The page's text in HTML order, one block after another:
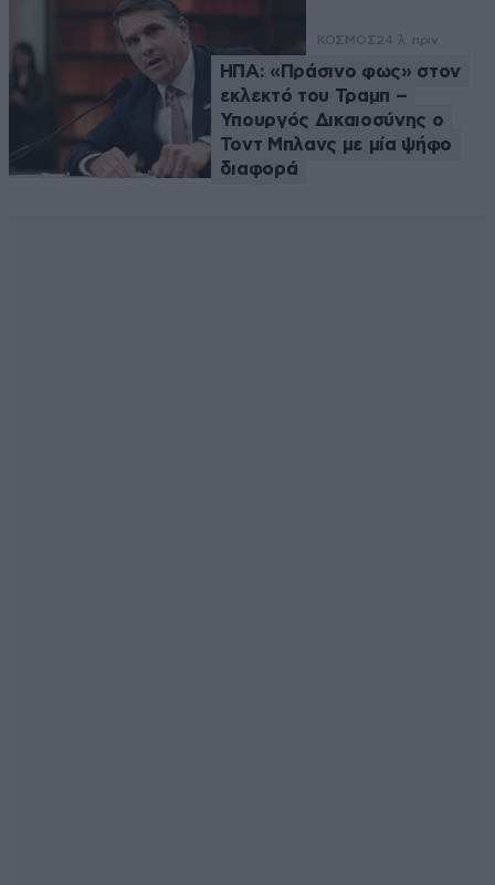
ΚΟΣΜΟΣ24 λ. πριν
ΗΠΑ: «Πράσινο φως» στον
εκλεκτό του Τραμπ –
Υπουργός Δικαιοσύνης ο
Τοντ Μπλανς με μία ψήφο
διαφορά